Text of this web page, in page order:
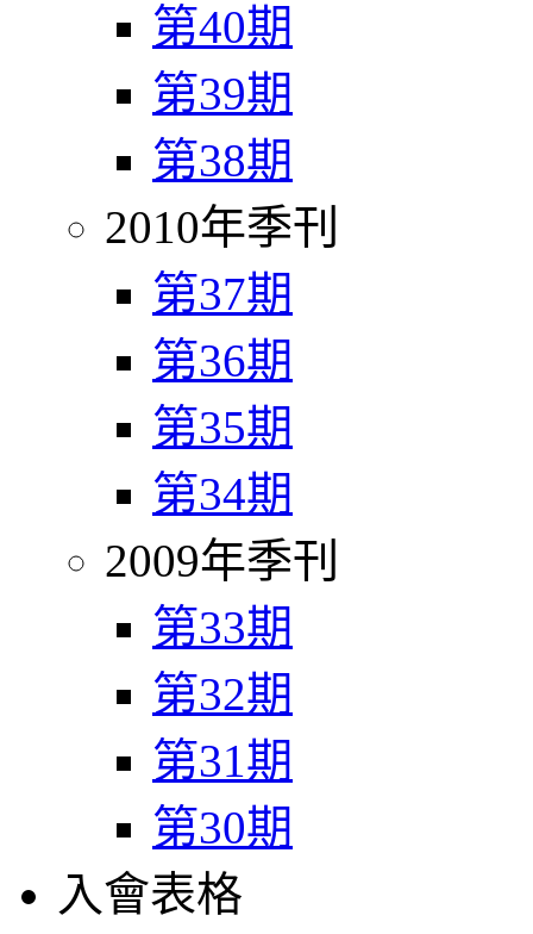
第40期
第39期
第38期
2010年季刊
第37期
第36期
第35期
第34期
2009年季刊
第33期
第32期
第31期
第30期
入會表格